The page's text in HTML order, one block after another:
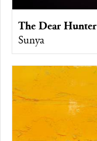
The Dear Hunter
Sunya